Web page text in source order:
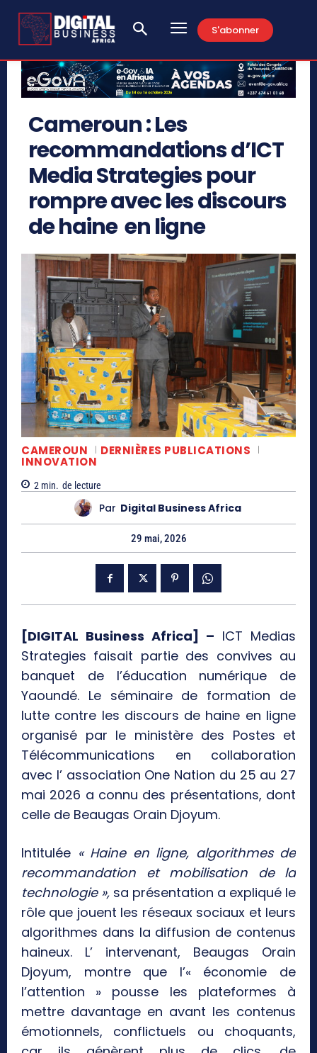
S'abonner
Cameroun : Les
recommandations d’ICT
Media Strategies pour
rompre avec les discours
de haine en ligne
CAMEROUN DERNIÈRES PUBLICATIONS
INNOVATION
2 min. de lecture
Par Digital Business Africa
29 mai, 2026
[DIGITAL Business Africa] – ICT Medias
Strategies faisait partie des convives au
banquet de l’éducation numérique de
Yaoundé. Le séminaire de formation de
lutte contre les discours de haine en ligne
organisé par le ministère des Postes et
Télécommunications en collaboration
avec l’ association One Nation du 25 au 27
mai 2026 a connu des présentations, dont
celle de Beaugas Orain Djoyum.
Intitulée « Haine en ligne, algorithmes de
recommandation et mobilisation de la
technologie », sa présentation a expliqué le
rôle que jouent les réseaux sociaux et leurs
algorithmes dans la diffusion de contenus
haineux. L’ intervenant, Beaugas Orain
Djoyum, montre que l’« économie de
l’attention » pousse les plateformes à
mettre davantage en avant les contenus
émotionnels, conflictuels ou choquants,